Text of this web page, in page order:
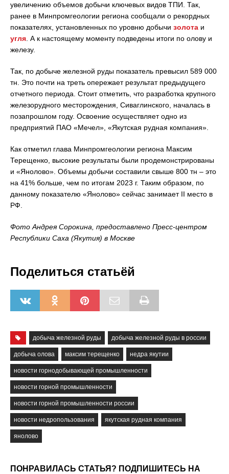
увеличению объемов добычи ключевых видов ТПИ. Так,
ранее в Минпромгеологии региона сообщали о рекордных
показателях, установленных по уровню добычи золота и
угля. А к настоящему моменту подведены итоги по олову и
железу.
Так, по добыче железной руды показатель превысил 589 000
тн. Это почти на треть опережает результат предыдущего
отчетного периода. Стоит отметить, что разработка крупного
железорудного месторождения, Сиваглинского, началась в
позапрошлом году. Освоение осуществляет одно из
предприятий ПАО «Мечел», «Якутская рудная компания».
Как отметил глава Минпромгеологии региона Максим
Терещенко, высокие результаты были продемонстрированы
и «Янолово». Объемы добычи составили свыше 800 тн – это
на 41% больше, чем по итогам 2023 г. Таким образом, по
данному показателю «Янолово» сейчас занимает II место в
РФ.
Фото Андрея Сорокина, предоставлено Пресс-центром
Республики Саха (Якутия) в Москве
Поделиться статьёй
добыча железной руды добыча железной руды в россии
добыча олова максим терещенко недра якутии
новости горнодобывающей промышленности
новости горной промышленности
новости горной промышленности россии
новости недропользования якутская рудная компания
янолово
ПОНРАВИЛАСЬ СТАТЬЯ? ПОДПИШИТЕСЬ НА